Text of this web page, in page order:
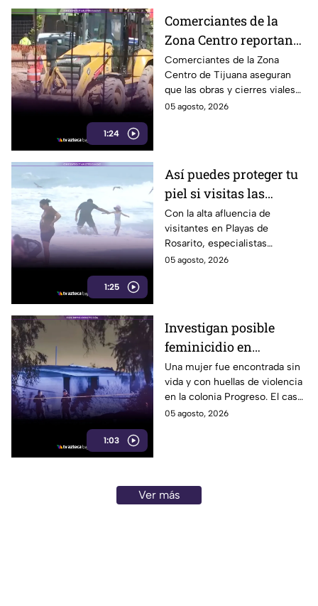
1:24
Comerciantes de la
Zona Centro reportan
caída de hasta 40% por
obras en avenida
Revolución
Comerciantes de la Zona
Centro de Tijuana aseguran
que las obras y cierres viales
en la avenida Revolución han
05 agosto, 2026
1:25
Así puedes proteger tu
piel si visitas las
playas de Rosarito
durante el verano
Con la alta afluencia de
visitantes en Playas de
Rosarito, especialistas
recomiendan reaplicar
05 agosto, 2026
1:03
Investigan posible
feminicidio en
Mexicali; hallan a una
mujer sin vida con
huellas de violencia
Una mujer fue encontrada sin
vida y con huellas de violencia
en la colonia Progreso. El caso
es investigado como un
05 agosto, 2026
Ver más